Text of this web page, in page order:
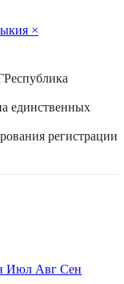
×
Республика
единственных
регистрации
Июл Авг Сен